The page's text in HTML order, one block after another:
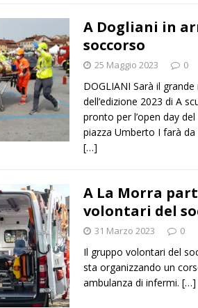
A Dogliani in
soccorso
25 Maggio 2023 0
DOGLIANI Sarà il
dell’edizione 2023 di A
pronto per l’open day
piazza Umberto I farà
[…]
A La Morra
volontari del
31 Marzo 2023 0
Il gruppo volontari del
sta organizzando un
ambulanza di infermi. […]